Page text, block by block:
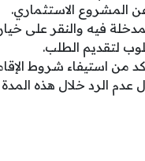
المشروع الاستثماري.
فيه والنقر على
لتقديم الطلب.
عدم الرد خلال هذه